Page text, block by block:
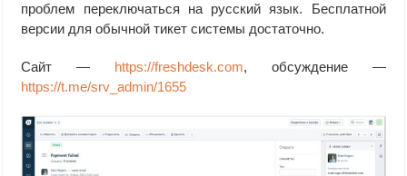
проблем переключаться на русский язык. Бесплатной
версии для обычной тикет системы достаточно.
Сайт — https://freshdesk.com, обсуждение —
https://t.me/srv_admin/1655